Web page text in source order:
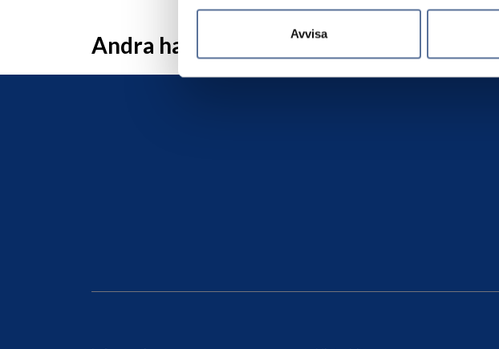
Avvisa
Andra har även tittat på